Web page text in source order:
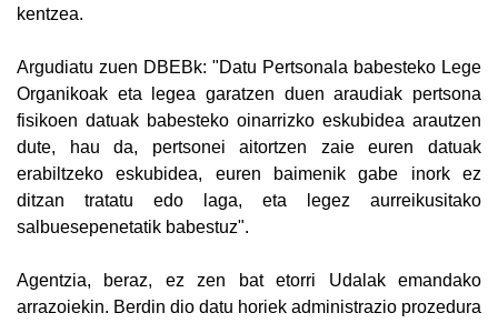
kentzea.
Argudiatu zuen DBEBk: "Datu Pertsonala babesteko Lege
Organikoak eta legea garatzen duen araudiak pertsona
fisikoen datuak babesteko oinarrizko eskubidea arautzen
dute, hau da, pertsonei aitortzen zaie euren datuak
erabiltzeko eskubidea, euren baimenik gabe inork ez
ditzan tratatu edo laga, eta legez aurreikusitako
salbuesepenetatik babestuz".
Agentzia, beraz, ez zen bat etorri Udalak emandako
arrazoiekin. Berdin dio datu horiek administrazio prozedura